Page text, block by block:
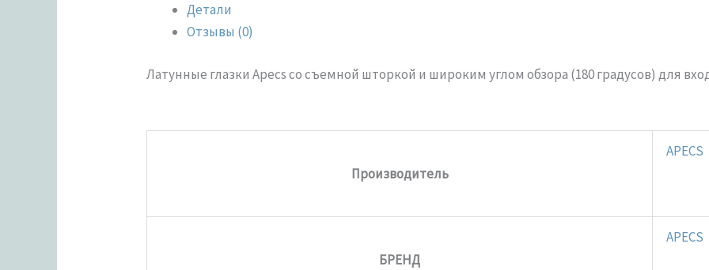
Детали
Отзывы (0)
Латунные глазки Apecs со съемной шторкой и широким углом обзора (180 градусов) для
Производитель
APECS
БРЕНД
APECS